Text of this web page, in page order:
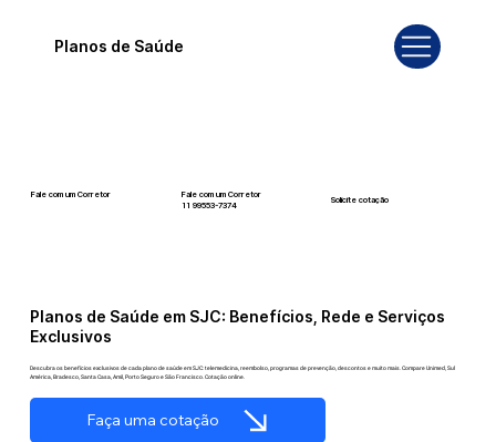
Planos de Saúde
Planos de Saúde em SJC: Benefícios, Rede e Serviços
Exclusivos
Descubra os benefícios exclusivos de cada plano de saúde em SJC: telemedicina, reembolso, programas de prevenção, descontos e muito mais. Compare Unimed, Sul
América, Bradesco, Santa Casa, Amil, Porto Seguro e São Francisco. Cotação online.
Faça uma cotação
Fale com um Corretor
Fale com um Corretor
11 99553-7374
Solicite cotação